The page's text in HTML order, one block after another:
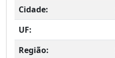
Cidade:
UF:
Região: